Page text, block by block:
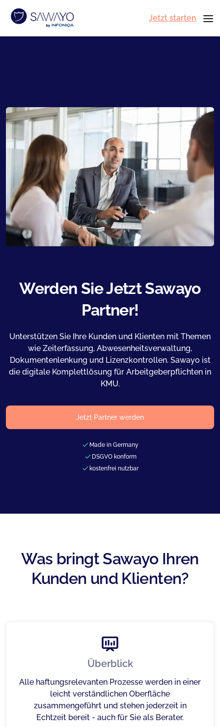
Jetzt starten
Werden Sie Jetzt Sawayo
Partner!
Unterstützen Sie Ihre Kunden und Klienten mit Themen
wie Zeiterfassung, Abwesenheitsverwaltung,
Dokumentenlenkung und Lizenzkontrollen. Sawayo ist
die digitale Komplettlösung für Arbeitgeberpflichten in
KMU.
Jetzt Partner werden
Made in Germany
DSGVO konform
kostenfrei nutzbar
Was bringt Sawayo Ihren
Kunden und Klienten?
Überblick
Alle haftungsrelevanten Prozesse werden in einer
leicht verständlichen Oberfläche
zusammengeführt und stehen jederzeit in
Echtzeit bereit - auch für Sie als Berater.